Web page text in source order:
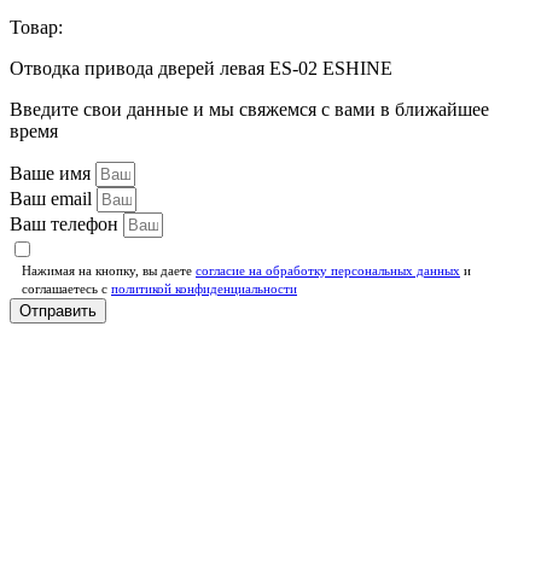
Товар:
Отводка привода дверей левая ES-02 ESHINE
Введите свои данные и мы свяжемся с вами в ближайшее
время
Ваше имя
Ваш email
Ваш телефон
Нажимая на кнопку, вы даете согласие на обработку персональных данных и
соглашаетесь c политикой конфиденциальности
Отправить